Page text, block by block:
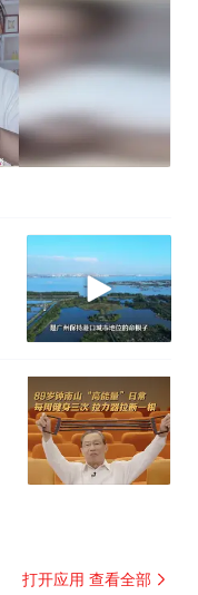
打开应用 查看全部